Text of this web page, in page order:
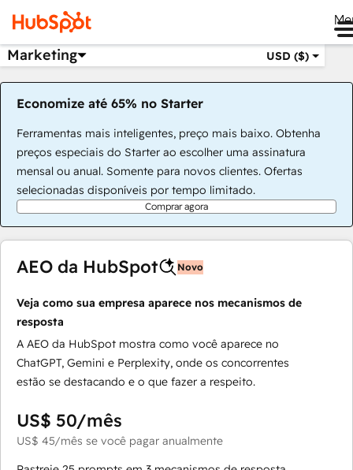
Marketing USD ($)
Economize até 65% no Starter
Ferramentas mais inteligentes, preço mais baixo. Obtenha
preços especiais do Starter ao escolher uma assinatura
mensal ou anual. Somente para novos clientes. Ofertas
selecionadas disponíveis por tempo limitado.
Comprar agora
AEO da HubSpot Novo
Veja como sua empresa aparece nos mecanismos de
resposta
A AEO da HubSpot mostra como você aparece no
ChatGPT, Gemini e Perplexity, onde os concorrentes
estão se destacando e o que fazer a respeito.
US$ 50/mês
US$ 45/mês se você pagar anualmente